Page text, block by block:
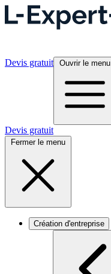
Devis gratuit Ouvrir le menu
Devis gratuit
Fermer le menu
Création d'entreprise